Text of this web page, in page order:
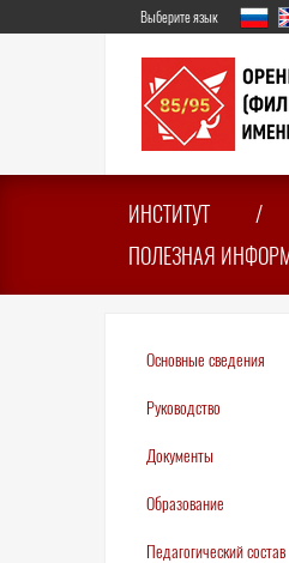
к
Выберите язык
ИНСТИТУТ
ПОЛЕЗНАЯ
Основные сведения
Руководство
Документы
Образование
Педагогический состав